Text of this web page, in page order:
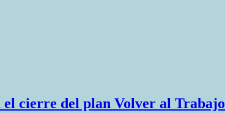
cierre del plan Volver al Trabajo